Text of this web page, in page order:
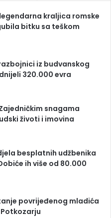
kraljica romske
bitku sa teškom
iz budvanskog
320.000 evra
snagama
životi i imovina
besplatnih udžbenika
ih više od 80.000
povrijeđenog mladića
Potkozarju